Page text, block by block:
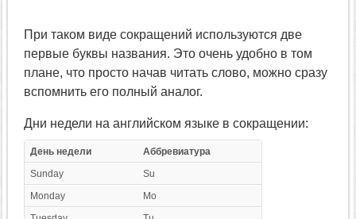
При таком виде сокращений используются две
первые буквы названия. Это очень удобно в том
плане, что просто начав читать слово, можно сразу
вспомнить его полный аналог.
Дни недели на английском языке в сокращении:
День недели
Аббревиатура
Sunday
Su
Monday
Mo